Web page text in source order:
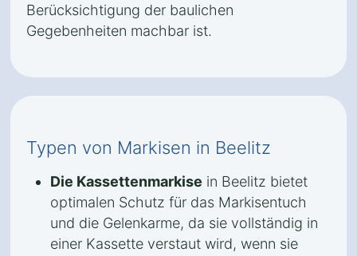
Berücksichtigung der baulichen
Gegebenheiten machbar ist.
Typen von Markisen in Beelitz
Die Kassettenmarkise in Beelitz bietet
optimalen Schutz für das Markisentuch
und die Gelenkarme, da sie vollständig in
einer Kassette verstaut wird, wenn sie